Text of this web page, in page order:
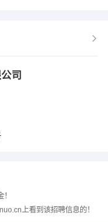
司
上看到该招聘信息的！